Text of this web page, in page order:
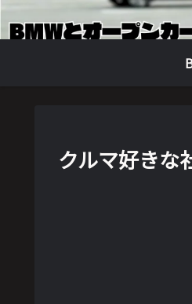
クルマ好きな